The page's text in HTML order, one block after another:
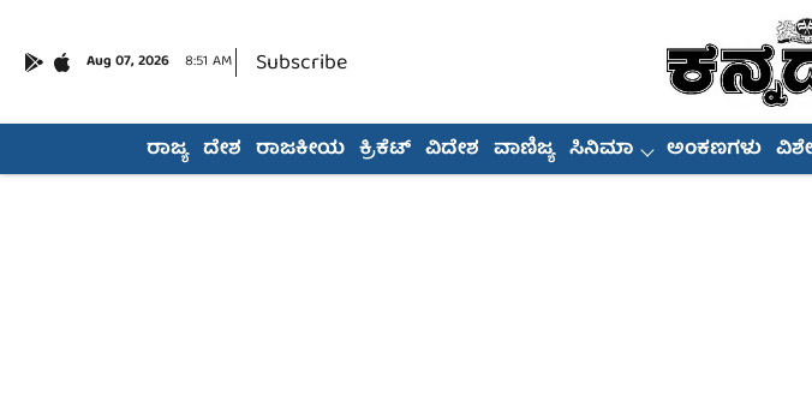
Aug 07, 2026 8:51 AM Subscribe
ರಾಜ್ಯ ದೇಶ ರಾಜಕೀಯ ಕ್ರಿಕೆಟ್ ವಿದೇಶ ವಾಣಿಜ್ಯ ಸಿನಿಮಾ ಅಂಕಣಗಳು